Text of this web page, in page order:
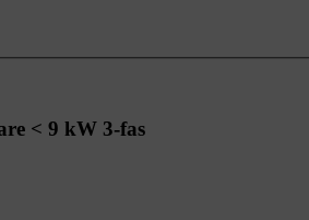
< 9 kW 3-fas